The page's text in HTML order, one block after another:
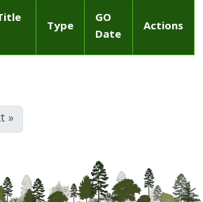
Type
GO
Date
Actions
»